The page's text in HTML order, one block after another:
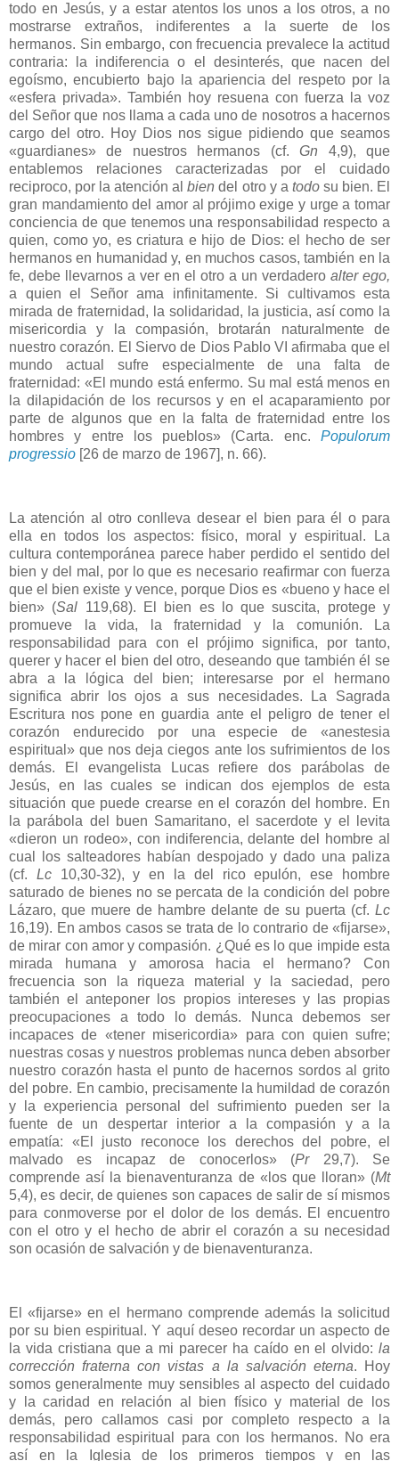
todo en Jesús, y a estar atentos los unos a los otros, a no
mostrarse extraños, indiferentes a la suerte de los
hermanos. Sin embargo, con frecuencia prevalece la actitud
contraria: la indiferencia o el desinterés, que nacen del
egoísmo, encubierto bajo la apariencia del respeto por la
«esfera privada». También hoy resuena con fuerza la voz
del Señor que nos llama a cada uno de nosotros a hacernos
cargo del otro. Hoy Dios nos sigue pidiendo que seamos
«guardianes» de nuestros hermanos (cf.Gn 4,9), que
entablemos relaciones caracterizadas por el cuidado
reciproco, por la atención albien del otro y a todosu bien. El
gran mandamiento del amor al prójimo exige y urge a tomar
conciencia de que tenemos una responsabilidad respecto a
quien, como yo, es criatura e hijo de Dios: el hecho de ser
hermanos en humanidad y, en muchos casos, también en la
fe, debe llevarnos a ver en el otro a un verdadero alter ego,
a quien el Señor ama infinitamente. Si cultivamos esta
mirada de fraternidad, la solidaridad, la justicia, así como la
misericordia y la compasión, brotarán naturalmente de
nuestro corazón. El Siervo de Dios Pablo VI afirmaba que el
mundo actual sufre especialmente de una falta de
fraternidad: «El mundo está enfermo. Su mal está menos en
la dilapidación de los recursos y en el acaparamiento por
parte de algunos que en la falta de fraternidad entre los
hombres y entre los pueblos» (Carta. enc. Populorum
progressio [26 de marzo de 1967], n. 66).
La atención al otro conlleva desear el bien para él o para
ella en todos los aspectos: físico, moral y espiritual. La
cultura contemporánea parece haber perdido el sentido del
bien y del mal, por lo que es necesario reafirmar con fuerza
que el bien existe y vence, porque Dios es «bueno y hace el
bien» (Sal 119,68). El bien es lo que suscita, protege y
promueve la vida, la fraternidad y la comunión. La
responsabilidad para con el prójimo significa, por tanto,
querer y hacer el bien del otro, deseando que también él se
abra a la lógica del bien; interesarse por el hermano
significa abrir los ojos a sus necesidades. La Sagrada
Escritura nos pone en guardia ante el peligro de tener el
corazón endurecido por una especie de «anestesia
espiritual» que nos deja ciegos ante los sufrimientos de los
demás. El evangelista Lucas refiere dos parábolas de
Jesús, en las cuales se indican dos ejemplos de esta
situación que puede crearse en el corazón del hombre. En
la parábola del buen Samaritano, el sacerdote y el levita
«dieron un rodeo», con indiferencia, delante del hombre al
cual los salteadores habían despojado y dado una paliza
(cf. Lc10,30-32), y en la del rico epulón, ese hombre
saturado de bienes no se percata de la condición del pobre
Lázaro, que muere de hambre delante de su puerta (cf. Lc
16,19). En ambos casos se trata de lo contrario de «fijarse»,
de mirar con amor y compasión. ¿Qué es lo que impide esta
mirada humana y amorosa hacia el hermano? Con
frecuencia son la riqueza material y la saciedad, pero
también el anteponer los propios intereses y las propias
preocupaciones a todo lo demás. Nunca debemos ser
incapaces de «tener misericordia» para con quien sufre;
nuestras cosas y nuestros problemas nunca deben absorber
nuestro corazón hasta el punto de hacernos sordos al grito
del pobre. En cambio, precisamente la humildad de corazón
y la experiencia personal del sufrimiento pueden ser la
fuente de un despertar interior a la compasión y a la
empatía: «El justo reconoce los derechos del pobre, el
malvado es incapaz de conocerlos» (Pr29,7). Se
comprende así la bienaventuranza de «los que lloran» (Mt
5,4), es decir, de quienes son capaces de salir de sí mismos
para conmoverse por el dolor de los demás. El encuentro
con el otro y el hecho de abrir el corazón a su necesidad
son ocasión de salvación y de bienaventuranza.
El «fijarse» en el hermano comprende además la solicitud
por su bien espiritual. Y aquí deseo recordar un aspecto de
la vida cristiana que a mi parecer ha caído en el olvido: la
corrección fraterna con vistas a la salvación eterna. Hoy
somos generalmente muy sensibles al aspecto del cuidado
y la caridad en relación al bien físico y material de los
demás, pero callamos casi por completo respecto a la
responsabilidad espiritual para con los hermanos. No era
así en la Iglesia de los primeros tiempos y en las